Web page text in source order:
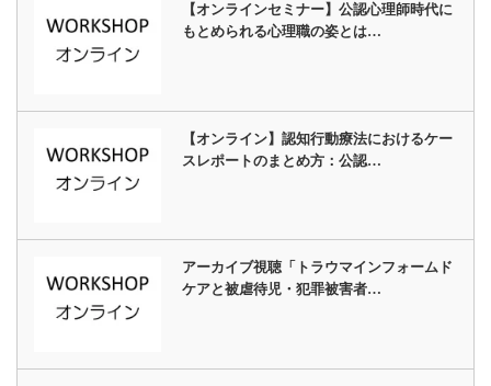
【オンラインセミナー】公認心理師時代に
もとめられる心理職の姿とは…
【オンライン】認知行動療法におけるケー
スレポートのまとめ方：公認…
アーカイブ視聴「トラウマインフォームド
ケアと被虐待児・犯罪被害者…